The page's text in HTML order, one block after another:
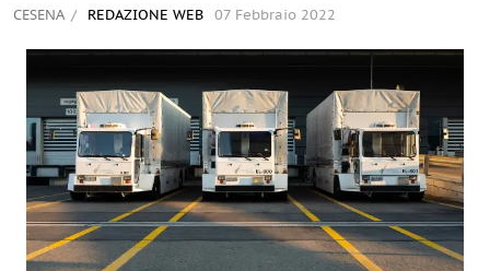
CESENA REDAZIONE WEB 07 Febbraio 2022